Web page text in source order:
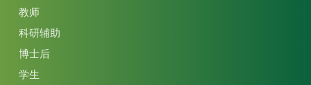
教师
科研辅助
博士后
学生